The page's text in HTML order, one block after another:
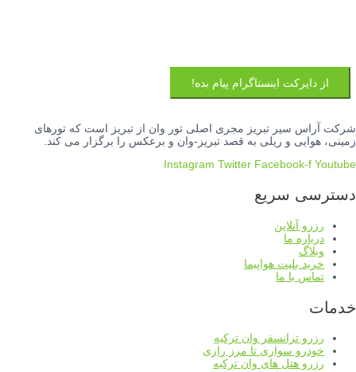
از دایرکت اینستاگرام پیام بده!
شرکت آراس سیر تبریز مجری اصلی تور وان از تبریز است که تورهای
زمینی، هوایی و ریلی به قصد تبریز-وان و برعکس را برگزار می کند.
Instagram Twitter Facebook-f Youtube
دسترسی سریع
رزرو آنلاین
درباره ما
وبلاگ
خرید بلیت هواپیما
تماس با ما
خدمات
رزرو ترانسفر وان ترکیه
خودرو سواری تا مرز رازی
رزرو هتل های وان ترکیه